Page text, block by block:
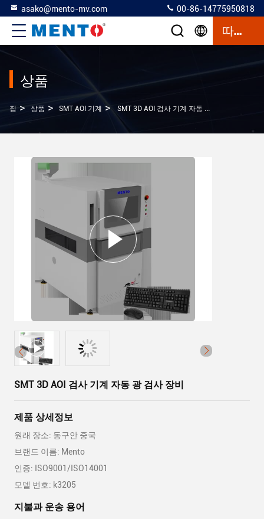
asako@mento-mv.com 00-86-14775950818
따옴표
상품
집 > 상품 > SMT AOI 기계 > SMT 3D AOI 검사 기계 자동 광 검사 장비
SMT 3D AOI 검사 기계 자동 광 검사 장비
제품 상세정보
원래 장소: 동구안 중국
브랜드 이름: Mento
인증: ISO9001/ISO14001
모델 번호: k3205
지불과 운송 용어